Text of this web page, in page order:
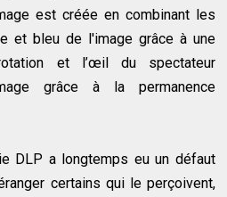
est créée en combinant les
et bleu de l'image grâce à une
et l’œil du spectateur
grâce à la permanence
DLP a longtemps eu un défaut
certains qui le perçoivent,